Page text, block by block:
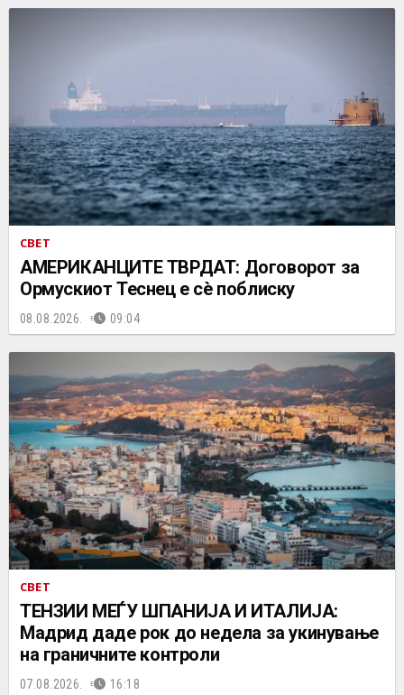
СВЕТ
АМЕРИКАНЦИТЕ ТВРДАТ: Договорот за
Ормускиот Теснец е сè поблиску
08.08.2026. 09:04
СВЕТ
ТЕНЗИИ МЕЃУ ШПАНИЈА И ИТАЛИЈА:
Мадрид даде рок до недела за укинување
на граничните контроли
07.08.2026. 16:18